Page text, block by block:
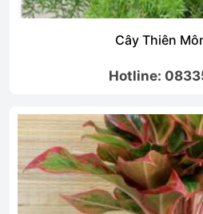
Cây Ngọc
Hotline: